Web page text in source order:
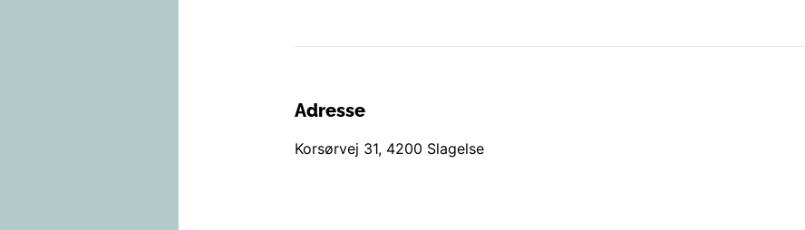
Adresse
Korsørvej 31, 4200 Slagelse